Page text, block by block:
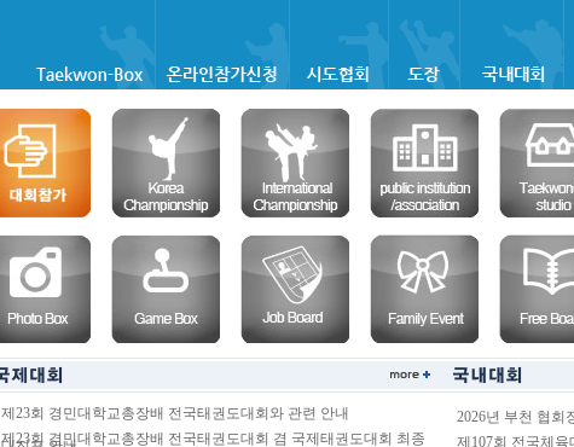
제23회 경민대학교총장배 전국태권도대회와 관련 안내
제23회 경민대학교총장배 전국태권도대회 겸 국제태권도대회 최종
2026년 부천 협회
제107회 전국체